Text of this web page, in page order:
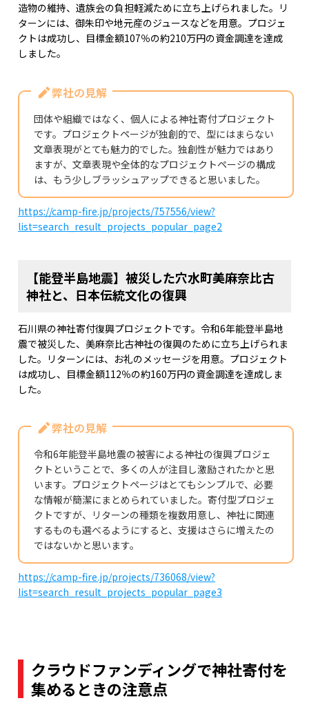
造物の維持、遺族会の負担軽減ために立ち上げられました。リ
ターンには、御朱印や地元産のジュースなどを用意。プロジェ
クトは成功し、目標金額107％の約210万円の資金調達を達成
しました。
弊社の見解
団体や組織ではなく、個人による神社寄付プロジェクト
です。プロジェクトページが独創的で、型にはまらない
文章表現がとても魅力的でした。独創性が魅力ではあり
ますが、文章表現や全体的なプロジェクトページの構成
は、もう少しブラッシュアップできると思いました。
https://camp-fire.jp/projects/757556/view?
list=search_result_projects_popular_page2
【能登半島地震】被災した穴水町美麻奈比古
神社と、日本伝統文化の復興
石川県の神社寄付復興プロジェクトです。令和6年能登半島地
震で被災した、美麻奈比古神社の復興のために立ち上げられま
した。リターンには、お礼のメッセージを用意。プロジェクト
は成功し、目標金額112％の約160万円の資金調達を達成しま
した。
弊社の見解
令和6年能登半島地震の被害による神社の復興プロジェ
クトということで、多くの人が注目し激励されたかと思
います。プロジェクトページはとてもシンプルで、必要
な情報が簡潔にまとめられていました。寄付型プロジェ
クトですが、リターンの種類を複数用意し、神社に関連
するものも選べるようにすると、支援はさらに増えたの
ではないかと思います。
https://camp-fire.jp/projects/736068/view?
list=search_result_projects_popular_page3
クラウドファンディングで神社寄付を
集めるときの注意点